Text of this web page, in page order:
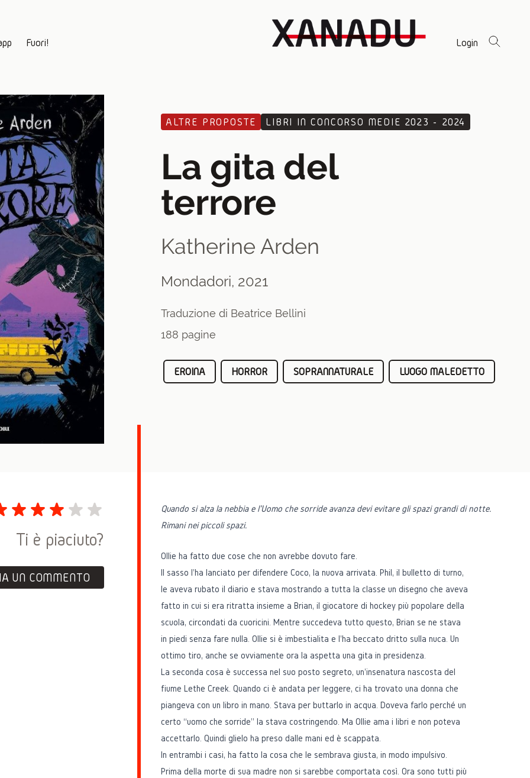
Fuori! Login
ALTRE PROPOSTE LIBRI IN CONCORSO MEDIE 2023 - 2024
La gita del
terrore
Katherine Arden
Mondadori, 2021
Traduzione di Beatrice Bellini
188 pagine
EROINA HORROR SOPRANNATURALE LUOGO MALEDETTO
Ti è piaciuto?
UN COMMENTO
Quando si alza la nebbia e l'Uomo che sorride avanza devi evitare gli spazi grandi di notte.
Rimani nei piccoli spazi.
Ollie ha fatto due cose che non avrebbe dovuto fare.
Il sasso l'ha lanciato per difendere Coco, la nuova arrivata. Phil, il bulletto di turno,
le aveva rubato il diario e stava mostrando a tutta la classe un disegno che aveva
fatto in cui si era ritratta insieme a Brian, il giocatore di hockey più popolare della
scuola, circondati da cuoricini. Mentre succedeva tutto questo, Brian se ne stava
in piedi senza fare nulla. Ollie si è imbestialita e l'ha beccato dritto sulla nuca. Un
ottimo tiro, anche se ovviamente ora la aspetta una gita in presidenza.
La seconda cosa è successa nel suo posto segreto, un'insenatura nascosta del
fiume Lethe Creek. Quando ci è andata per leggere, ci ha trovato una donna che
piangeva con un libro in mano. Stava per buttarlo in acqua. Doveva farlo perché un
certo “uomo che sorride” la stava costringendo. Ma Ollie ama i libri e non poteva
accettarlo. Quindi glielo ha preso dalle mani ed è scappata.
In entrambi i casi, ha fatto la cosa che le sembrava giusta, in modo impulsivo.
Prima della morte di sua madre non si sarebbe comportata così. Ora sono tutti più